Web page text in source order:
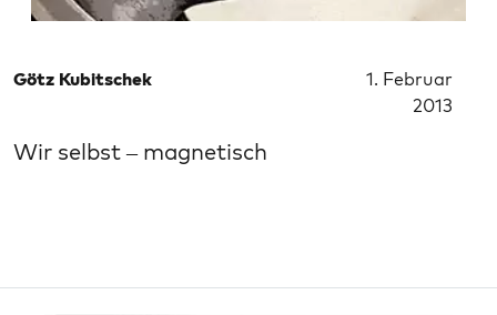
Götz Kubitschek
1. Februar
2013
Wir selbst – magnetisch